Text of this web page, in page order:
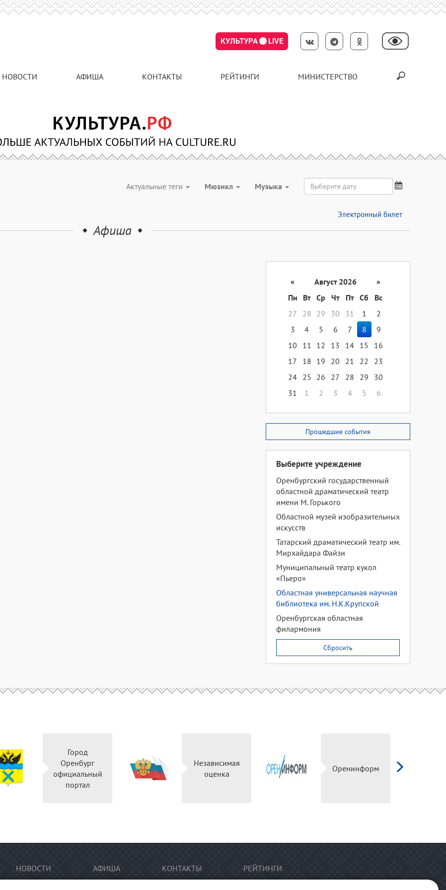
КУЛЬТУРА LIVE
НОВОСТИ АФИША КОНТАКТЫ РЕЙТИНГИ МИНИСТЕРСТВО
Актуальные теги Мюзикл Музыка
Электронный билет
Афиша
« Август 2026
»
Пн
Вт Ср Чт Пт Сб
Вс
27
28 29 30 31 1
2
3
4 5 6 7 8
9
10
11 12 13 14 15
16
17
18 19 20 21 22
23
24 25 26 27 28 29
30
31
1 2 3 4 5 6
Прошедшие события
Выберите учреждение
Оренбургский государственный
областной драматический театр
имени М. Горького
Областной музей изобразительных
искусств
Татарский драматический театр им.
Мирхайдара Файзи
Муниципальный театр кукол
«Пьеро»
Областная универсальная научная
библиотека им. Н.К.Крупской
Оренбургская областная
филармония
Сбросить
Город
Оренбург
официальный
портал
Независимая
оценка
Оренинформ
НОВОСТИ АФИША КОНТАКТЫ РЕЙТИНГИ